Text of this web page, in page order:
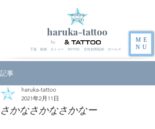
haruka-tattoo
千葉 船橋 タトゥー TATTOO 女性刺青彫師 ガールズ
ME
NU
by
記事
さかなさかなさかなー
haruka-tattoo
2021年2月11日